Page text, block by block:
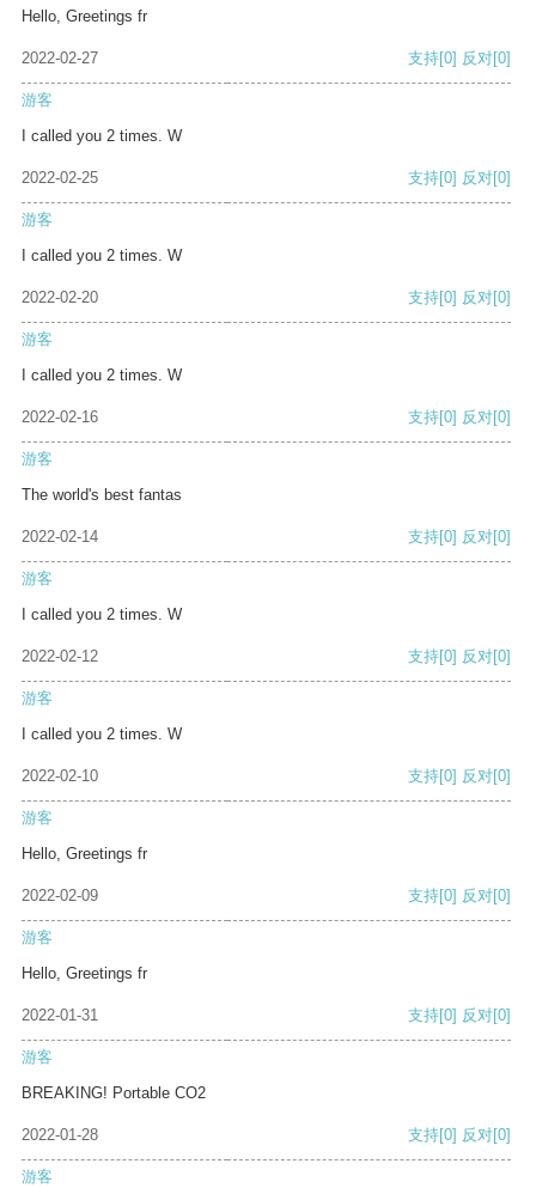
Hello, Greetings fr
2022-02-27 支持[0] 反对[0]
游客
I called you 2 times. W
2022-02-25 支持[0] 反对[0]
游客
I called you 2 times. W
2022-02-20 支持[0] 反对[0]
游客
I called you 2 times. W
2022-02-16 支持[0] 反对[0]
游客
The world's best fantas
2022-02-14 支持[0] 反对[0]
游客
I called you 2 times. W
2022-02-12 支持[0] 反对[0]
游客
I called you 2 times. W
2022-02-10 支持[0] 反对[0]
游客
Hello, Greetings fr
2022-02-09 支持[0] 反对[0]
游客
Hello, Greetings fr
2022-01-31 支持[0] 反对[0]
游客
BREAKING! Portable CO2
2022-01-28 支持[0] 反对[0]
游客